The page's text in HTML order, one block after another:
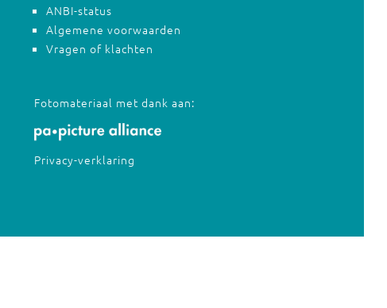
ANBI-status
Algemene voorwaarden
Vragen of klachten
Fotomateriaal met dank aan:
Privacy-verklaring